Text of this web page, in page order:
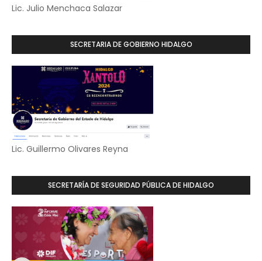
Lic. Julio Menchaca Salazar
SECRETARIA DE GOBIERNO HIDALGO
Lic. Guillermo Olivares Reyna
SECRETARÍA DE SEGURIDAD PÚBLICA DE HIDALGO